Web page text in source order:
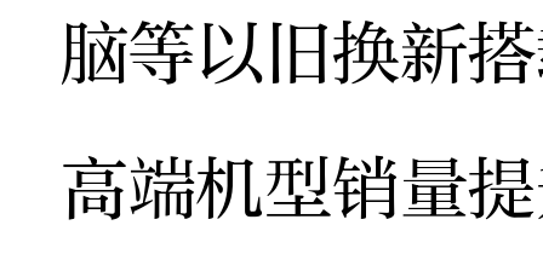
脑等以旧换新
高端机型销量